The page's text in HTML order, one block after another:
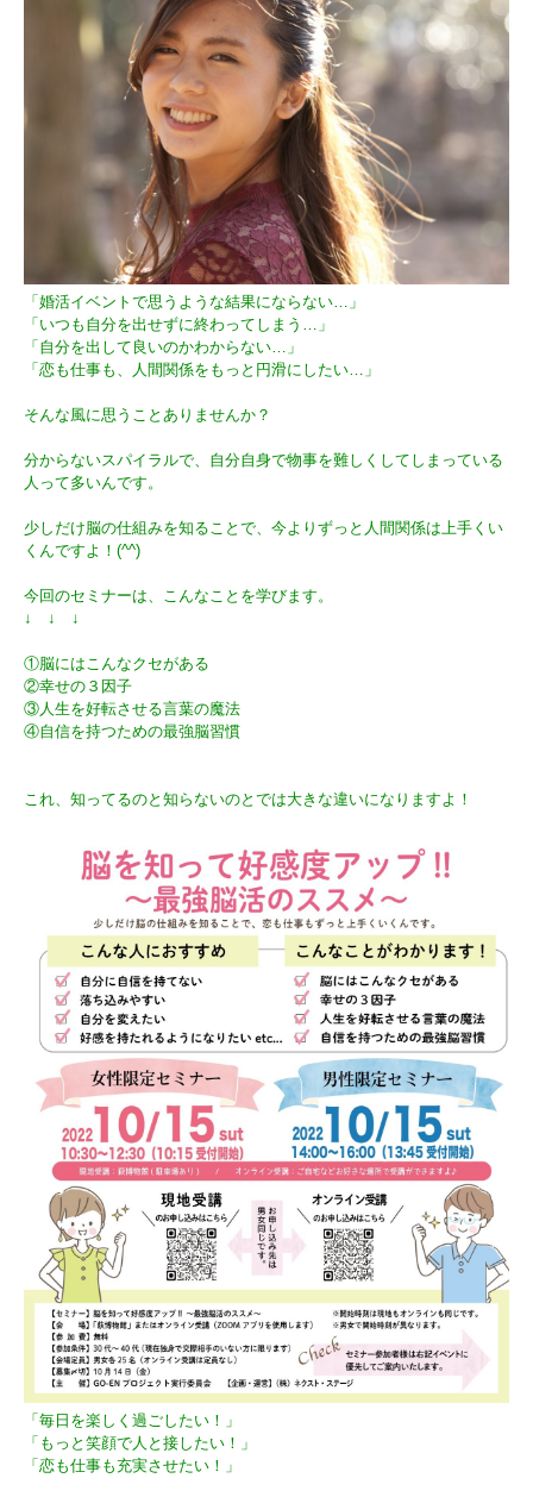
「婚活イベントで思うような結果にならない…」
「いつも自分を出せずに終わってしまう…」
「自分を出して良いのかわからない…」
「恋も仕事も、人間関係をもっと円滑にしたい…」
そんな風に思うことありませんか？
分からないスパイラルで、自分自身で物事を難しくしてしまっている
人って多いんです。
少しだけ脳の仕組みを知ることで、今よりずっと人間関係は上手くい
くんですよ！(^^)
今回のセミナーは、こんなことを学びます。
↓ ↓ ↓
①脳にはこんなクセがある
②幸せの３因子
③人生を好転させる言葉の魔法
④自信を持つための最強脳習慣
これ、知ってるのと知らないのとでは大きな違いになりますよ！
「毎日を楽しく過ごしたい！」
「もっと笑顔で人と接したい！」
「恋も仕事も充実させたい！」